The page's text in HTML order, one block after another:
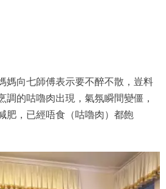
媽向七師傅表示要不醉不散，豈料
調的咕嚕肉出現，氣氛瞬間變僵，
肥，已經唔食（咕嚕肉）都飽